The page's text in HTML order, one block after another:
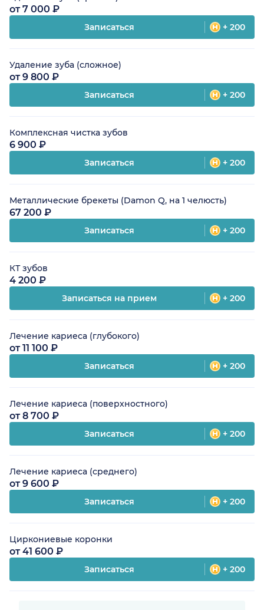
от 7 000 ₽
Записаться + 200
Удаление зуба (сложное)
от 9 800 ₽
Записаться + 200
Комплексная чистка зубов
6 900 ₽
Записаться + 200
Металлические брекеты (Damon Q, на 1 челюсть)
67 200 ₽
Записаться + 200
КТ зубов
4 200 ₽
Записаться на прием + 200
Лечение кариеса (глубокого)
от 11 100 ₽
Записаться + 200
Лечение кариеса (поверхностного)
от 8 700 ₽
Записаться + 200
Лечение кариеса (среднего)
от 9 600 ₽
Записаться + 200
Циркониевые коронки
от 41 600 ₽
Записаться + 200